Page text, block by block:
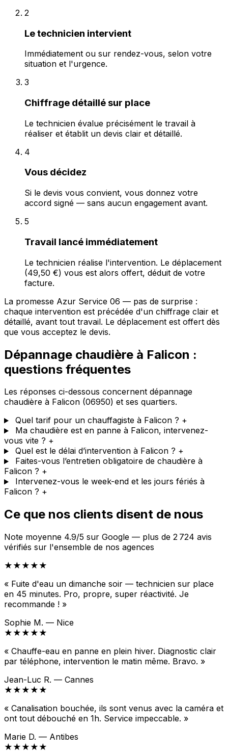
2
Le technicien intervient
Immédiatement ou sur rendez-vous, selon votre
situation et l'urgence.
3
Chiffrage détaillé sur place
Le technicien évalue précisément le travail à
réaliser et établit un devis clair et détaillé.
4
Vous décidez
Si le devis vous convient, vous donnez votre
accord signé — sans aucun engagement avant.
5
Travail lancé immédiatement
Le technicien réalise l'intervention. Le déplacement
(49,50 €) vous est alors offert, déduit de votre
facture.
La promesse Azur Service 06 — pas de surprise :
chaque intervention est précédée d'un chiffrage clair et
détaillé, avant tout travail. Le déplacement est offert dès
que vous acceptez le devis.
Dépannage chaudière à Falicon :
questions fréquentes
Les réponses ci-dessous concernent dépannage
chaudière à Falicon (06950) et ses quartiers.
Quel tarif pour un chauffagiste à Falicon ? +
Ma chaudière est en panne à Falicon, intervenez-
vous vite ? +
Quel est le délai d’intervention à Falicon ? +
Faites-vous l’entretien obligatoire de chaudière à
Falicon ? +
Intervenez-vous le week-end et les jours fériés à
Falicon ? +
Ce que nos clients disent de nous
Note moyenne 4.9/5 sur Google — plus de 2 724 avis
vérifiés sur l'ensemble de nos agences
★★★★★
« Fuite d'eau un dimanche soir — technicien sur place
en 45 minutes. Pro, propre, super réactivité. Je
recommande ! »
Sophie M. — Nice
★★★★★
« Chauffe-eau en panne en plein hiver. Diagnostic clair
par téléphone, intervention le matin même. Bravo. »
Jean-Luc R. — Cannes
★★★★★
« Canalisation bouchée, ils sont venus avec la caméra et
ont tout débouché en 1h. Service impeccable. »
Marie D. — Antibes
★★★★★